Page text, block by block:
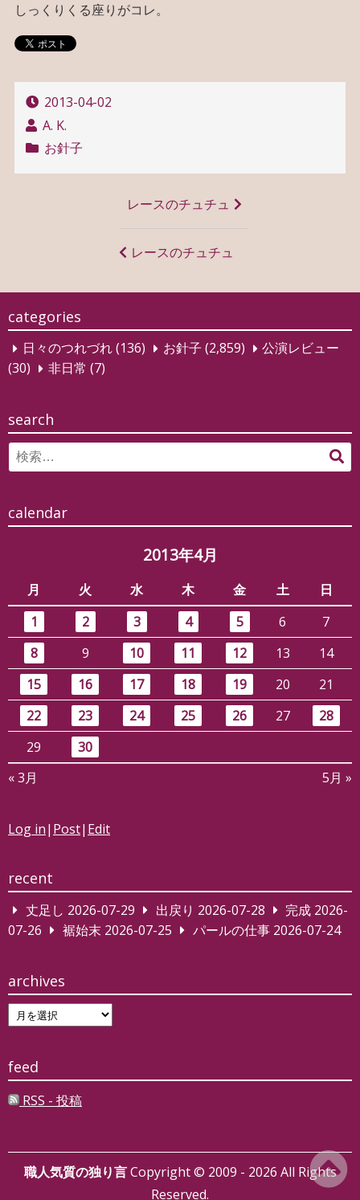
しっくりくる座りがコレ。
2013-04-02
A. K.
お針子
ゲ
ー
シ
ョ
レースのチュチュ
レースのチュチュ
categories
日々のつれづれ(136) お針子 (2,859)
公演レビュー
(30)
非日常 (7)
search
Search
for:
検
calendar
2013年4月
月 火 水 木 金 土
日
1
2 3 4 5 6
7
8
9 10 11 12 13
14
15
16 17 18 19 20
21
22
23 24 25 26 27
28
29
30
« 3月
5月 »
Log in| Post| Edit
recent
丈足し 2026-07-29 出戻り 2026-07-28 完成 2026-
07-26
裾始末 2026-07-25 パールの仕事 2026-07-24
archives
archives
feed
RSS - 投稿
職人気質の独り言Copyright © 2009 - 2026 All Rights
Reserved.